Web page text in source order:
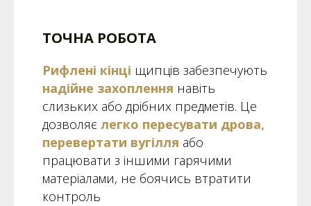
ТОЧНА РОБОТА
Рифлені кінці щипців забезпечують
надійне захоплення навіть
слизьких або дрібних предметів. Це
дозволяє легко пересувати дрова,
перевертати вугілля або
працювати з іншими гарячими
матеріалами, не боячись втратити
контроль